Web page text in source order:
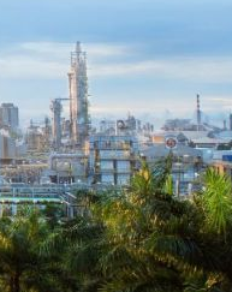
Sudah jaring 92
jamin pendidikan
gratis